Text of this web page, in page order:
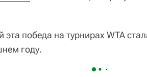
победа на турнирах WTA
году.